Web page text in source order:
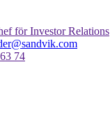
för Investor Relations
74